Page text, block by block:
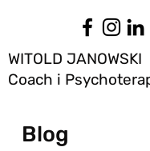
WITOLD JANOWSKI
Coach i
Blog